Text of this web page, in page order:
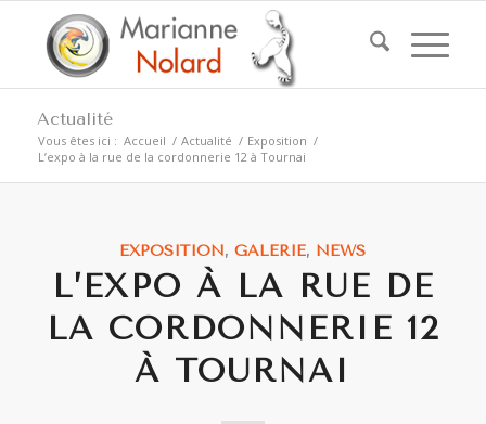
Actualité
Vous êtes ici : Accueil / Actualité / Exposition /
L’expo à la rue de la cordonnerie 12 à Tournai
EXPOSITION,GALERIE, NEWS
L’EXPO À LA RUE DE
LA CORDONNERIE 12
À TOURNAI